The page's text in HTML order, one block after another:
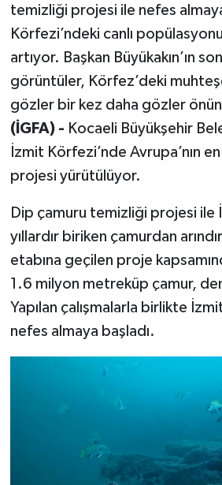
temizliği projesi ile nefes
Körfezi’ndeki canlı
artıyor. Başkan Büyükakın’ın
görüntüler, Körfez’deki
gözler bir kez daha gözler
(İGFA) - Kocaeli Büyükşehir
İzmit Körfezi’nde Avrupa’nın
projesi yürütülüyor.
Dip çamuru temizliği projesi ile
yıllardır biriken çamurdan
etabına geçilen proje
1.6 milyon metreküp çamur,
Yapılan çalışmalarla birlikte
nefes almaya başladı.